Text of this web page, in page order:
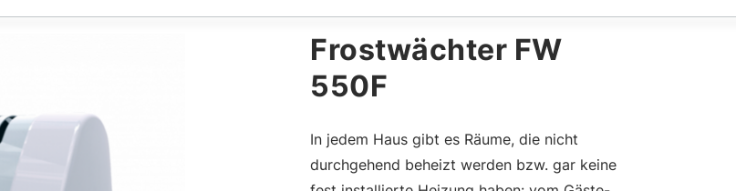
Frostwächter FW
550F
In jedem Haus gibt es Räume, die nicht
durchgehend beheizt werden bzw. gar keine